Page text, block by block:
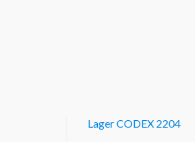
Lager CODEX 2204